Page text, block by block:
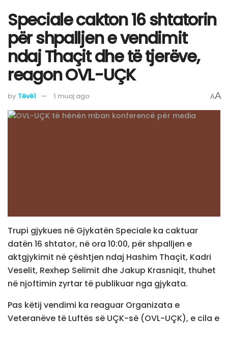
Speciale cakton 16 shtatorin
për shpalljen e vendimit
ndaj Thaçit dhe të tjerëve,
reagon OVL-UÇK
by Tëvë1 1 muaj ago AA
Trupi gjykues në Gjykatën Speciale ka caktuar
datën 16 shtator, në ora 10:00, për shpalljen e
aktgjykimit në çështjen ndaj Hashim Thaçit, Kadri
Veselit, Rexhep Selimit dhe Jakup Krasniqit, thuhet
në njoftimin zyrtar të publikuar nga gjykata.
Pas këtij vendimi ka reaguar Organizata e
Veteranëve të Luftës së UÇK-së (OVL-UÇK), e cila e